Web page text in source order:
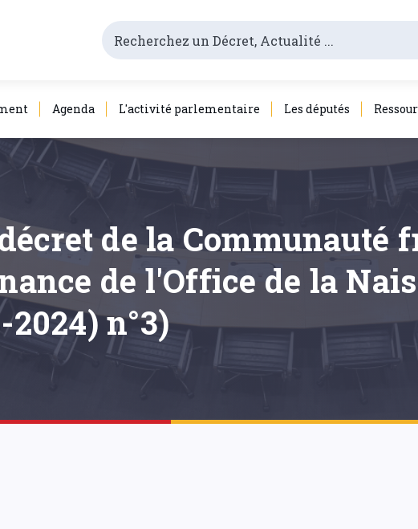
Agenda L'activité parlementaire Les députés
de la Communauté
de l'Office de la
2024) n°3)